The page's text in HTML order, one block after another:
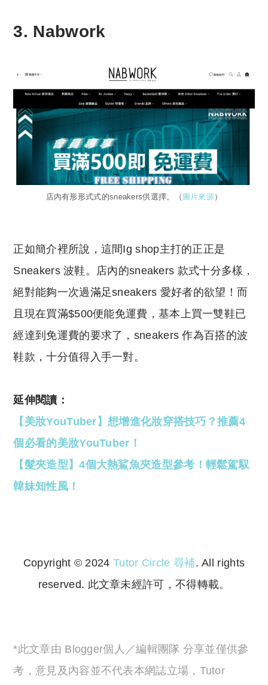
3. Nabwork
店內有形形式式的sneakers供選擇。（ 圖片來源）
正如簡介裡所說，這間Ig shop主打的正正是
Sneakers 波鞋。店內的sneakers 款式十分多樣，
絕對能夠一次過滿足sneakers 愛好者的欲望！而
且現在買滿$500便能免運費，基本上買一雙鞋已
經達到免運費的要求了，sneakers 作為百搭的波
鞋款，十分值得入手一對。
延伸閱讀：
【美妝YouTuber】想增進化妝穿搭技巧？推薦4
個必看的美妝YouTuber！
【髮夾造型】4個大熱鯊魚夾造型參考！輕鬆駕馭
韓妹知性風！
Copyright © 2024 Tutor Circle 尋補. All rights
reserved. 此文章未經許可，不得轉載。
*此文章由 Blogger個人／編輯團隊 分享並僅供參
考，意見及內容並不代表本網誌立場，Tutor